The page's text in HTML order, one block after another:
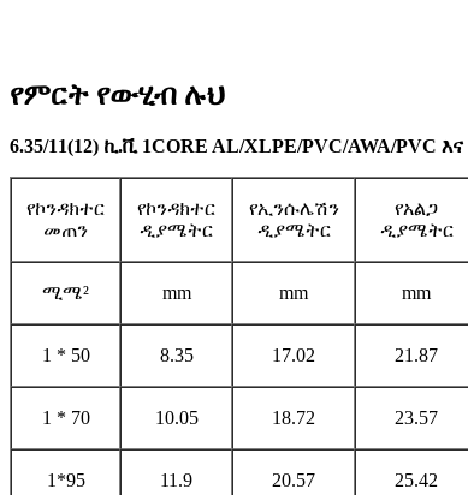
የምርት የውሂብ ሉህ
6.35/11(12) ኪ.ቪ 1CORE AL/XLPE/PVC/AWA/PVC
የኮንዳክተር
መጠን
የኮንዳክተር
ዲያሜትር
የኢንሱሌሽን
ዲያሜትር
የአልጋ
ዲያሜትር
ሚሜ² mm mm mm
1 * 50 8.35 17.02 21.87
1 * 70 10.05 18.72 23.57
1*95 11.9 20.57 25.42